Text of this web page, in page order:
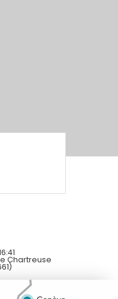
Chartreuse
)